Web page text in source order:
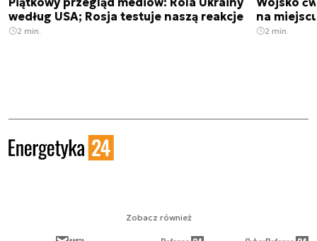
według USA; Rosja testuje naszą reakcje
2 min.
na
2 min.
Zobacz również